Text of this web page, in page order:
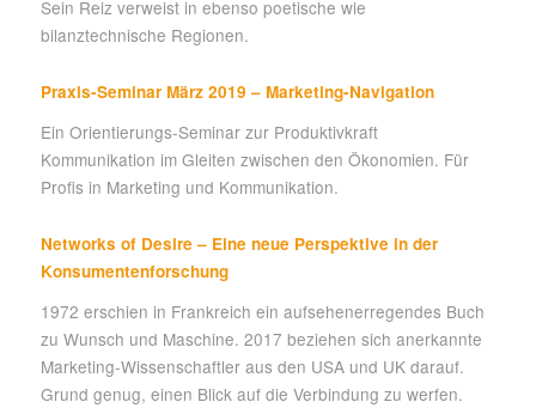
Sein Reiz verweist in ebenso poetische wie
bilanztechnische Regionen.
Praxis-Seminar März 2019 – Marketing-Navigation
Ein Orientierungs-Seminar zur Produktivkraft
Kommunikation im Gleiten zwischen den Ökonomien. Für
Profis in Marketing und Kommunikation.
Networks of Desire – Eine neue Perspektive in der
Konsumentenforschung
1972 erschien in Frankreich ein aufsehenerregendes Buch
zu Wunsch und Maschine. 2017 beziehen sich anerkannte
Marketing-Wissenschaftler aus den USA und UK darauf.
Grund genug, einen Blick auf die Verbindung zu werfen.